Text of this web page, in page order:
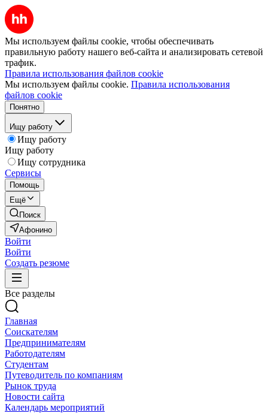
Мы используем файлы cookie, чтобы обеспечивать
правильную работу нашего веб-сайта и анализировать сетевой
трафик.
Правила использования файлов cookie
Мы используем файлы cookie. Правила использования
файлов cookie
Понятно
Ищу работу
Ищу работу
Ищу работу
Ищу сотрудника
Сервисы
Помощь
Ещё
Поиск
Афонино
Войти
Войти
Создать резюме
Все разделы
Главная
Соискателям
Предпринимателям
Работодателям
Студентам
Путеводитель по компаниям
Рынок труда
Новости сайта
Календарь мероприятий